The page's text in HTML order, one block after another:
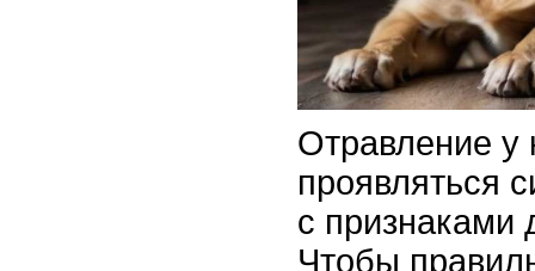
Отравление у
проявляться
с признаками
Чтобы